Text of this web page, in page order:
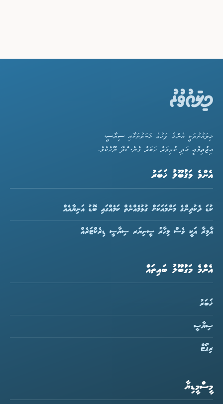
މިލައުތުރަކީ އެންމެ ފަހުގެ ޚަބަރުތަކާއި ސިޔާސީ،
އިޖުތިމާޢީ އަދި ކުޅިވަރު ޚަބަރު ގެނެސްދޭ ނޫހެކެވެ.
އެންމެ މަޤުބޫލު ޚަބަރު
ކުޑަ ދެކުދިންގެ މަންމައަކަށް ގުޅުމެއްނެތް ކަމެއްގައި ބޮޑު އަނިޔާއެއް
އާމިރާ އަކީ ވެސް މިހާރު ސީނިޔަރ ސިޔާސީ ޑިރެކްޓަރެއް
އެންމެ މަގުބޫލު ބައިތައް
ޚަބަރު
ސިޔާސީ
ރިޕޯޓް
މީސްމީޑިޔާ